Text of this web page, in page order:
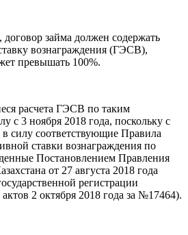
займа должен содержать
вознаграждения (ГЭСВ),
превышать 100%.
расчета ГЭСВ по таким
с 3 ноября 2018 года, поскольку с
в силу соответствующие Правила
ставки вознаграждения по
Постановлением Правления
от 27 августа 2018 года
регистрации
2 октября 2018 года за №17464).